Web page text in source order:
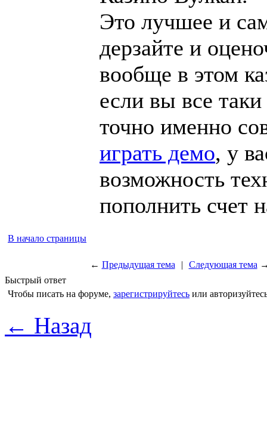
Это лучшее и
дерзайте и
вообще в этом
если вы все
точно именно
играть демо, у
возможность
пополнить счет
В начало страницы
← Предыдущая тема | Следующая тема
Быстрый ответ
Чтобы писать на форуме, зарегистрируйтесь или
← Назад